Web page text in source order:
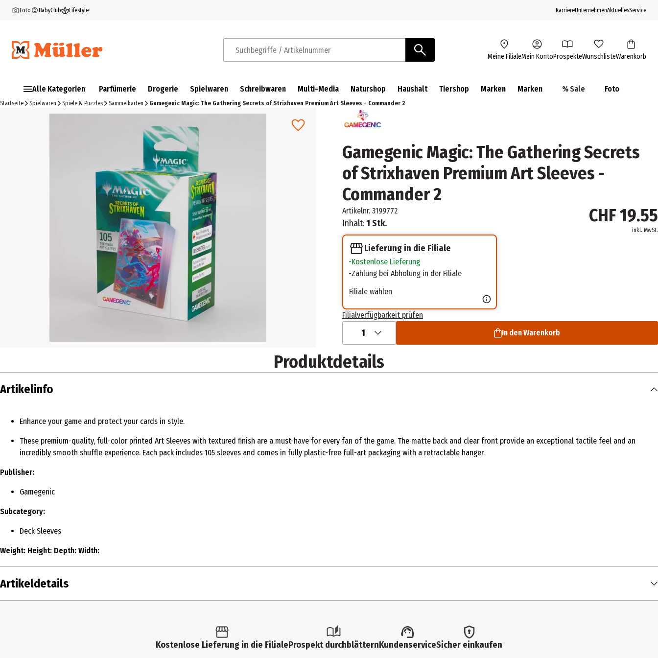
Foto BabyClub Lifestyle KarriereUnternehmenAktuellesService
Suchbegriffe / Artikelnummer Meine FilialeMein KontoProspekteWunschlisteWarenkorb
Alle Kategorien Parfümerie Drogerie Spielwaren Schreibwaren Multi-Media Naturshop Haushalt Tiershop Marken Marken % Sale Foto
Startseite Spielwaren Spiele & Puzzles Sammelkarten Gamegenic Magic: The Gathering Secrets of Strixhaven Premium Art Sleeves - Commander 2
Gamegenic Magic: The Gathering Secrets
of Strixhaven Premium Art Sleeves -
Commander 2
Artikelnr. 3199772
Inhalt:1 Stk. CHF 19.55
inkl. MwSt.
Lieferung in die Filiale
Kostenlose Lieferung
Zahlung bei Abholung in der Filiale
Filiale wählen
Filialverfügbarkeit prüfen
1 In den Warenkorb
Produktdetails
Artikelinfo
Enhance your game and protect your cards in style.
These premium-quality, full-color printed Art Sleeves with textured finish are a must-have for every fan of the game. The matte back and clear front provide an exceptional tactile feel and an
incredibly smooth shuffle experience. Each pack includes 105 sleeves and comes in fully plastic-free full-art packaging with a retractable hanger.
Publisher:
Gamegenic
Subcategory:
Deck Sleeves
Weight: Height: Depth: Width:
Artikeldetails
Sammelkarten
Kostenlose Lieferung in die FilialeProspekt durchblätternKundenserviceSicher einkaufen